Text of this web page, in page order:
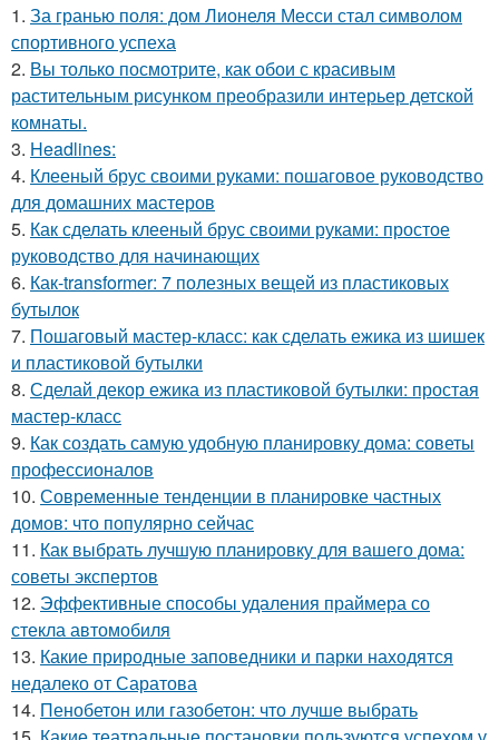
1. За гранью поля: дом Лионеля Месси стал символом
спортивного успеха
2. Вы только посмотрите, как обои с красивым
растительным рисунком преобразили интерьер детской
комнаты.
3. Headlines:
4. Клееный брус своими руками: пошаговое руководство
для домашних мастеров
5. Как сделать клееный брус своими руками: простое
руководство для начинающих
6. Как-transformer: 7 полезных вещей из пластиковых
бутылок
7. Пошаговый мастер-класс: как сделать ежика из шишек
и пластиковой бутылки
8. Сделай декор ежика из пластиковой бутылки: простая
мастер-класс
9. Как создать самую удобную планировку дома: советы
профессионалов
10. Современные тенденции в планировке частных
домов: что популярно сейчас
11. Как выбрать лучшую планировку для вашего дома:
советы экспертов
12. Эффективные способы удаления праймера со
стекла автомобиля
13. Какие природные заповедники и парки находятся
недалеко от Саратова
14. Пенобетон или газобетон: что лучше выбрать